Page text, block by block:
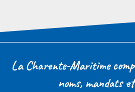
La Charente-Maritime
noms, mandats